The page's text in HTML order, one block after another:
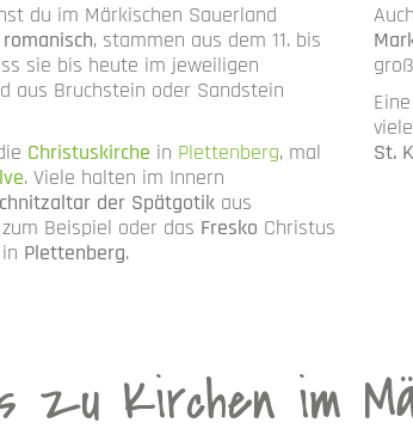
du im Märkischen Sauerland
romanisch, stammen aus dem 11. bis
sie bis heute im jeweiligen
aus Bruchstein oder Sandstein
Christuskirche in Plettenberg, mal
. Viele halten im Innern
der Spätgotik aus
zum Beispiel oder das Fresko Christus
in Plettenberg.
St.
zu Kirchen im